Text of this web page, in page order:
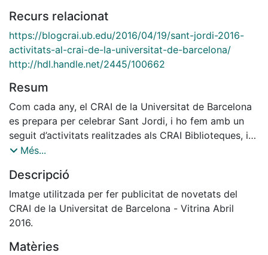
Recurs relacionat
https://blogcrai.ub.edu/2016/04/19/sant-jordi-2016-
activitats-al-crai-de-la-universitat-de-barcelona/
http://hdl.handle.net/2445/100662
Resum
Com cada any, el CRAI de la Universitat de Barcelona
es prepara per celebrar Sant Jordi, i ho fem amb un
seguit d’activitats realitzades als CRAI Biblioteques, i
amb el lliurament d’un punt de llibre amb els préstecs
Més...
Descripció
Imatge utilitzada per fer publicitat de novetats del
CRAI de la Universitat de Barcelona - Vitrina Abril
2016.
Matèries